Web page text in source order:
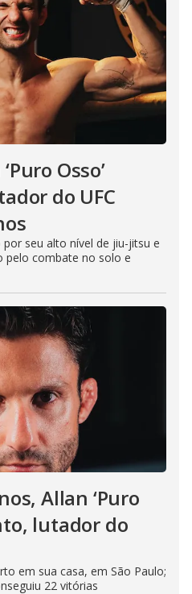
Osso’
do UFC
seu alto nível de jiu-jitsu e
pelo combate no solo e
Allan ‘Puro
lutador do
em sua casa, em São Paulo;
22 vitórias